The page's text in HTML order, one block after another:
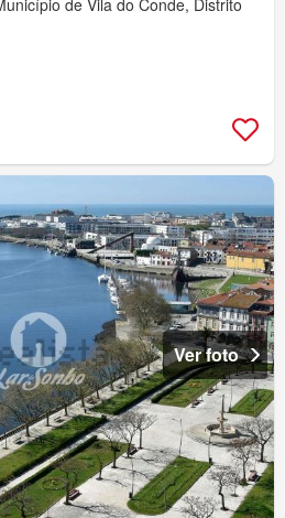
de Vila do Conde, Distrito
Ver foto